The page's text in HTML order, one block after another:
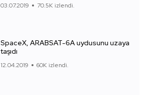
03.07.2019 70.5K izlendi.
SpaceX, ARABSAT-6A uydusunu uzaya
taşıdı
12.04.2019 60K izlendi.